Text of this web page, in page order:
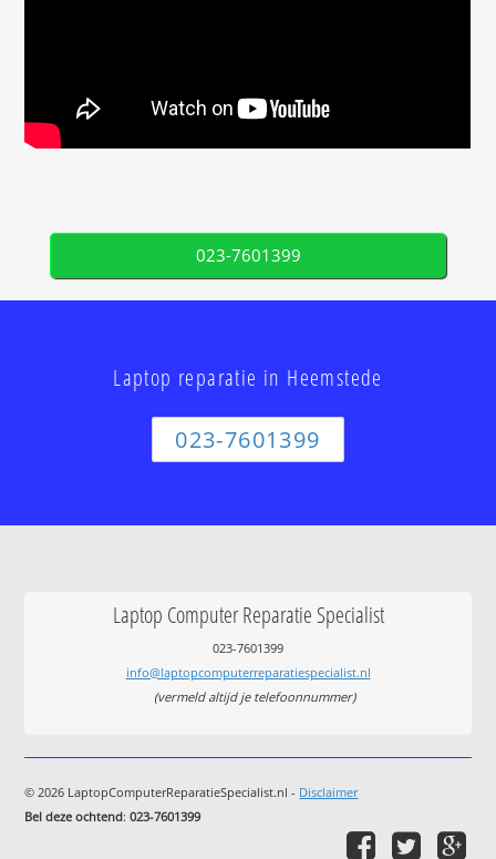
023-7601399
Laptop reparatie in Heemstede
023-7601399
Laptop Computer Reparatie Specialist
023-7601399
info@laptopcomputerreparatiespecialist.nl
(vermeld altijd je telefoonnummer)
© 2026 LaptopComputerReparatieSpecialist.nl - Disclaimer
Bel deze ochtend:023-7601399